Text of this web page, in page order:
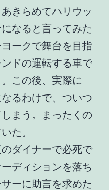
きらめてハリウッ
なると言ってみた
ークで舞台を目指
ドの運転する車で
この後、実際に
るわけで、ついつ
まう。まったくの
た。
ダイナーで必死で
ディションを落ち
ーに助言を求めた